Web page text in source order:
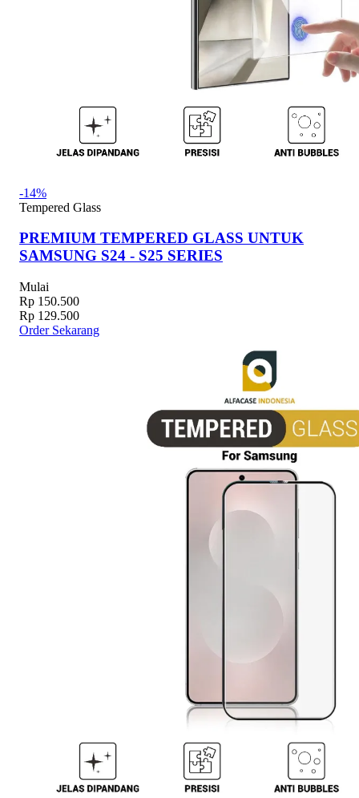
-14%
Tempered Glass
PREMIUM TEMPERED GLASS UNTUK
SAMSUNG S24 - S25 SERIES
Mulai
Rp 150.500
Rp 129.500
Order Sekarang